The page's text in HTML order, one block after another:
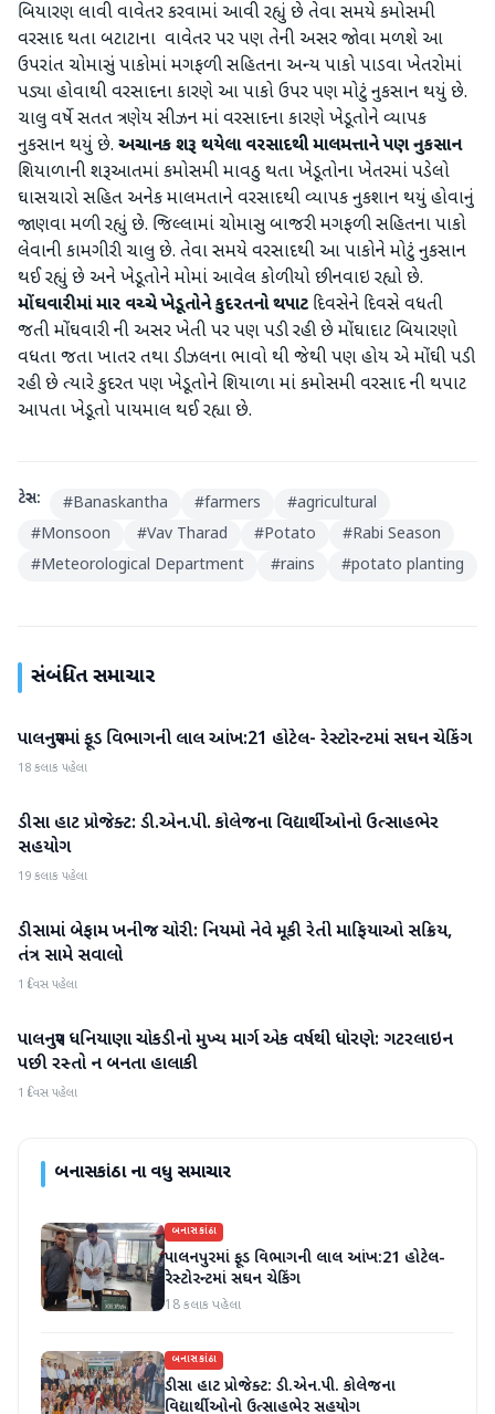
બિયારણ લાવી વાવેતર કરવામાં આવી રહ્યું છે તેવા સમયે કમોસમી
વરસાદ થતા બટાટાના વાવેતર પર પણ તેની અસર જોવા મળશે આ
ઉપરાંત ચોમાસું પાકોમાં મગફળી સહિતના અન્ય પાકો પાડવા ખેતરોમાં
પડ્યા હોવાથી વરસાદના કારણે આ પાકો ઉપર પણ મોટું નુકસાન થયું છે.
ચાલુ વર્ષે સતત ત્રણેય સીઝન માં વરસાદના કારણે ખેડૂતોને વ્યાપક
નુકસાન થયું છે. અચાનક શરૂ થયેલા વરસાદથી માલમત્તાને પણ નુકસાન
શિયાળાની શરૂઆતમાં કમોસમી માવઠુ થતા ખેડૂતોના ખેતરમાં પડેલો
ઘાસચારો સહિત અનેક માલમતાને વરસાદથી વ્યાપક નુકશાન થયું હોવાનું
જાણવા મળી રહ્યું છે. જિલ્લામાં ચોમાસુ બાજરી મગફળી સહિતના પાકો
લેવાની કામગીરી ચાલુ છે. તેવા સમયે વરસાદથી આ પાકોને મોટું નુકસાન
થઈ રહ્યું છે અને ખેડૂતોને મોમાં આવેલ કોળીયો છીનવાઇ રહ્યો છે.
મોંઘવારીમાં માર વચ્ચે ખેડૂતોને કુદરતનો થપાટ દિવસેને દિવસે વધતી
જતી મોંઘવારી ની અસર ખેતી પર પણ પડી રહી છે મોંઘાદાટ બિયારણો
વધતા જતા ખાતર તથા ડીઝલના ભાવો થી જેથી પણ હોય એ મોંઘી પડી
રહી છે ત્યારે કુદરત પણ ખેડૂતોને શિયાળા માં કમોસમી વરસાદ ની થપાટ
આપતા ખેડૂતો પાયમાલ થઈ રહ્યા છે.
ટેગ્સ: #Banaskantha #farmers #agricultural
#Monsoon #Vav Tharad #Potato #Rabi Season
#Meteorological Department #rains #potato planting
સંબંધિત સમાચાર
બનાસકાંઠા
પાલનપુરમાં ફૂડ વિભાગની લાલ આંખ:21 હોટેલ- રેસ્ટોરન્ટમાં સઘન ચેકિંગ
18 કલાક પહેલા
બનાસકાંઠા
ડીસા હાટ પ્રોજેક્ટ: ડી.એન.પી. કોલેજના વિદ્યાર્થીઓનો ઉત્સાહભેર
સહયોગ
19 કલાક પહેલા
બનાસકાંઠા
ડીસામાં બેફામ ખનીજ ચોરી: નિયમો નેવે મૂકી રેતી માફિયાઓ સક્રિય,
તંત્ર સામે સવાલો
1 દિવસ પહેલા
બનાસકાંઠા
પાલનપુર ધનિયાણા ચોકડીનો મુખ્ય માર્ગ એક વર્ષથી ધોરણે: ગટરલાઇન
પછી રસ્તો ન બનતા હાલાકી
1 દિવસ પહેલા
બનાસકાંઠાના વધુ સમાચાર
બનાસકાંઠા
પાલનપુરમાં ફૂડ વિભાગની લાલ આંખ:21 હોટેલ-
રેસ્ટોરન્ટમાં સઘન ચેકિંગ
18 કલાક પહેલા
બનાસકાંઠા
ડીસા હાટ પ્રોજેક્ટ: ડી.એન.પી. કોલેજના
વિદ્યાર્થીઓનો ઉત્સાહભેર સહયોગ